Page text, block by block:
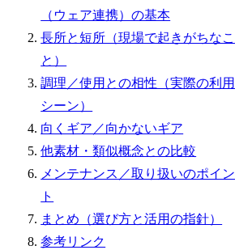
（ウェア連携）の基本
長所と短所（現場で起きがちなこ
と）
調理／使用との相性（実際の利用
シーン）
向くギア／向かないギア
他素材・類似概念との比較
メンテナンス／取り扱いのポイン
ト
まとめ（選び方と活用の指針）
参考リンク